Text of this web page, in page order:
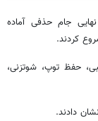
جام حذفی آماده
کردند.
حفظ توپ، شوتزنی،